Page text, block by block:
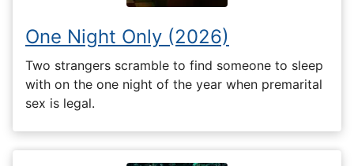
One Night Only (2026)
Two strangers scramble to find someone to sleep
with on the one night of the year when premarital
sex is legal.